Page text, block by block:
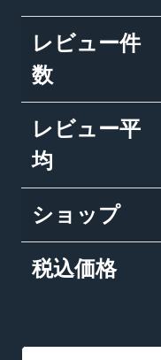
レビュー件
数
レビュー平
均
ショップ
税込価格